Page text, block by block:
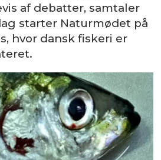
af debatter, samtaler
starter Naturmødet på
hvor dansk fiskeri er